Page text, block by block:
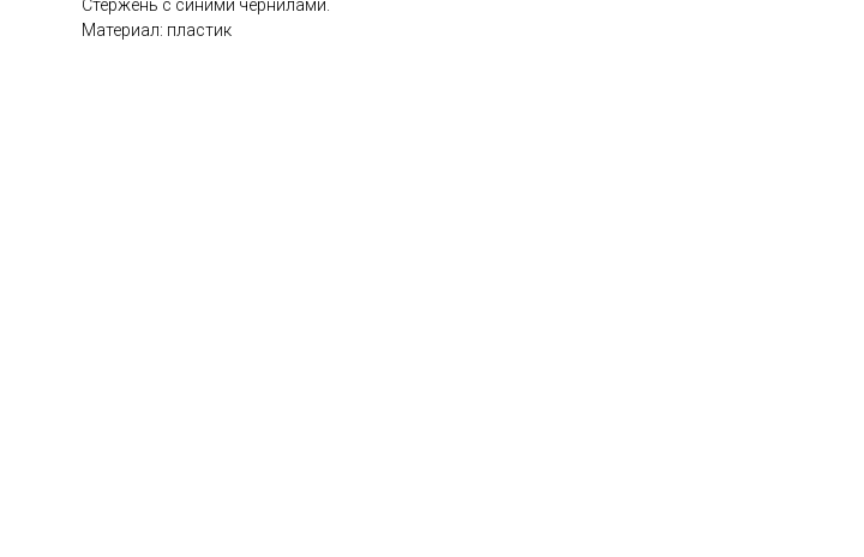
Стержень с синими чернилами.
Материал: пластик